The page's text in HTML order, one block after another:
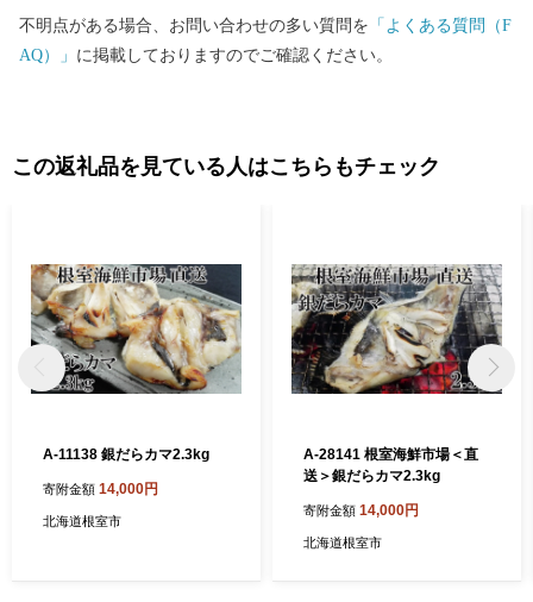
不明点がある場合、お問い合わせの多い質問を 「よくある質問（F
AQ）」 に掲載しておりますのでご確認ください。
この返礼品を見ている人はこちらもチェック
A-11138 銀だらカマ2.3kg
寄附金額 14,000円
北海道根室市
A-28141 根室海鮮市場＜直
送＞銀だらカマ2.3kg
寄附金額 14,000円
北海道根室市